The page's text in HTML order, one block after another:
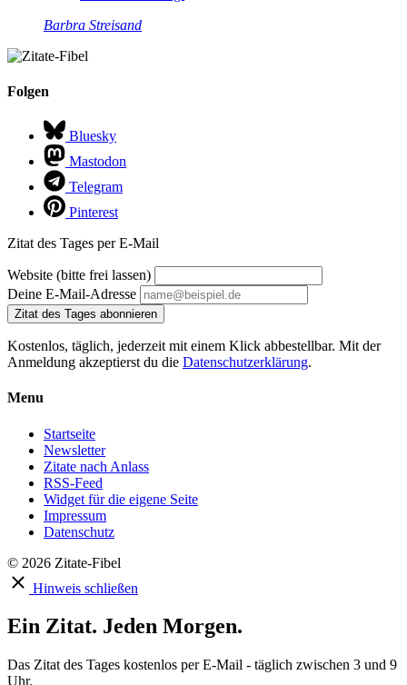
Barbra Streisand
Folgen
Bluesky
Mastodon
Telegram
Pinterest
Zitat des Tages per E-Mail
Website (bitte frei lassen)
Deine E-Mail-Adresse
Zitat des Tages abonnieren
Kostenlos, täglich, jederzeit mit einem Klick abbestellbar. Mit der
Anmeldung akzeptierst du die Datenschutzerklärung.
Menu
Startseite
Newsletter
Zitate nach Anlass
RSS-Feed
Widget für die eigene Seite
Impressum
Datenschutz
© 2026 Zitate-Fibel
Hinweis schließen
Ein Zitat. Jeden Morgen.
Das Zitat des Tages kostenlos per E-Mail - täglich zwischen 3 und 9
Uhr.